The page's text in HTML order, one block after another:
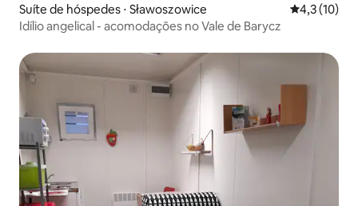
Suíte de hóspedes ⋅ Sławoszowice 4,3 de uma
4,3 (10)
Idílio angelical - acomodações no Vale de Barycz